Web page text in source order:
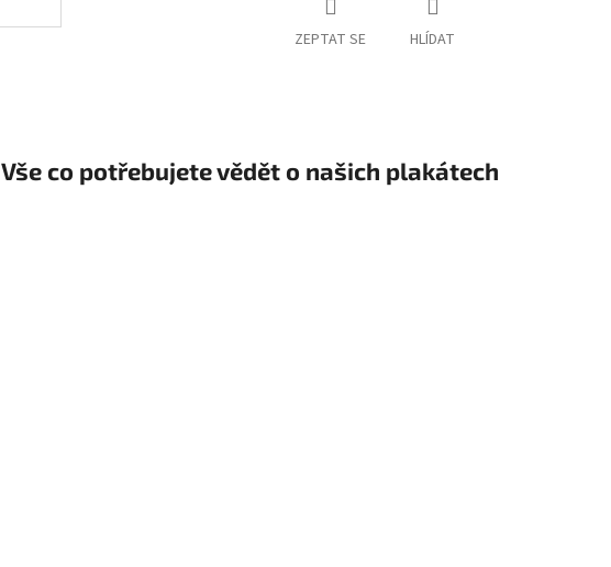
ZEPTAT SE HLÍDAT
Vše co potřebujete vědět o našich plakátech